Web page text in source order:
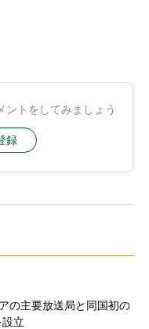
ントをしてみましょう
録
の主要放送局と同国初の
立